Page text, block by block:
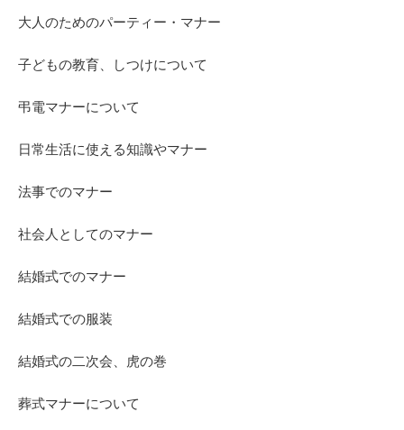
大人のためのパーティー・マナー
子どもの教育、しつけについて
弔電マナーについて
日常生活に使える知識やマナー
法事でのマナー
社会人としてのマナー
結婚式でのマナー
結婚式での服装
結婚式の二次会、虎の巻
葬式マナーについて